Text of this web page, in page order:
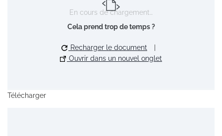
En cours de chargement…
Cela prend trop de temps ?
Recharger le document
Ouvrir dans un nouvel onglet
Télécharger